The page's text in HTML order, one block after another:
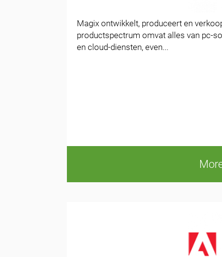
Magix ontwikkelt, produceert en
productspectrum omvat alles van pc-
en cloud-diensten, even...